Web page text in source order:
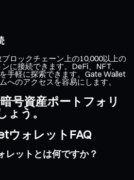
ロックチェーン上の10,000以上の
に接続できます。DeFi、NFT、
手軽に探索できます。Gate Wallet
へのアクセスを容易にします。
号資産ポートフォリ
う。
ウォレットFAQ
レットとは何ですか？